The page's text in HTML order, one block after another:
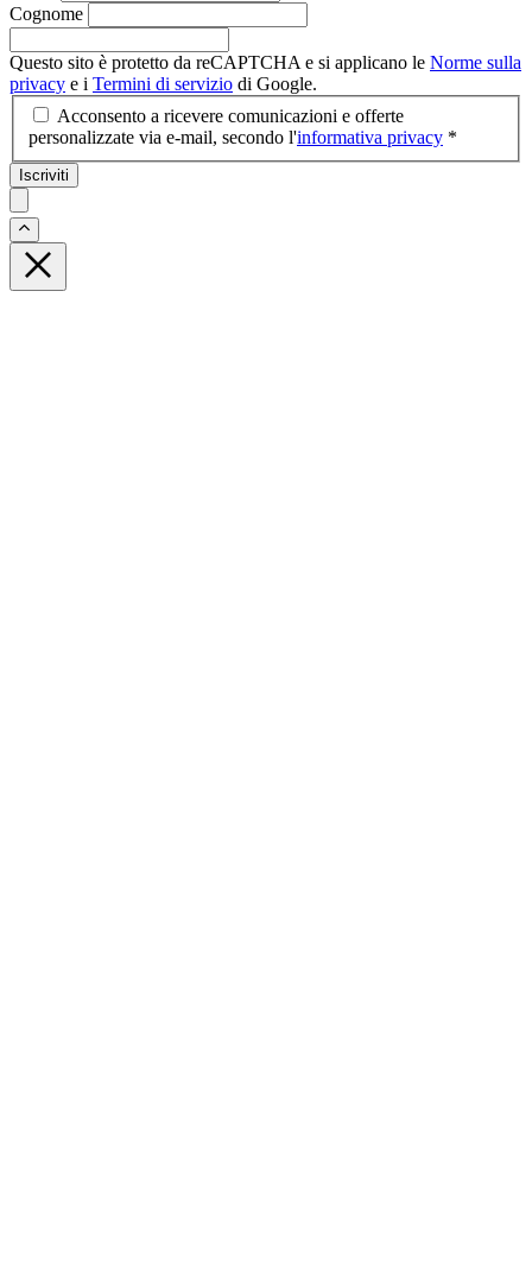
Cognome
Questo sito è protetto da reCAPTCHA e si applicano le Norme sulla
privacy e i Termini di servizio di Google.
Acconsento a ricevere comunicazioni e offerte
personalizzate via e-mail, secondo l'informativa privacy *
Iscriviti